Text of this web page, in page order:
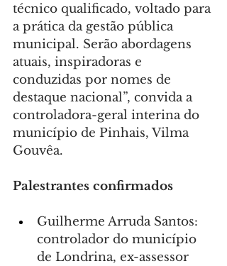
técnico qualificado, voltado para
a prática da gestão pública
municipal. Serão abordagens
atuais, inspiradoras e
conduzidas por nomes de
destaque nacional”, convida a
controladora-geral interina do
município de Pinhais, Vilma
Gouvêa.
Palestrantes confirmados
Guilherme Arruda Santos:
controlador do município
de Londrina, ex-assessor